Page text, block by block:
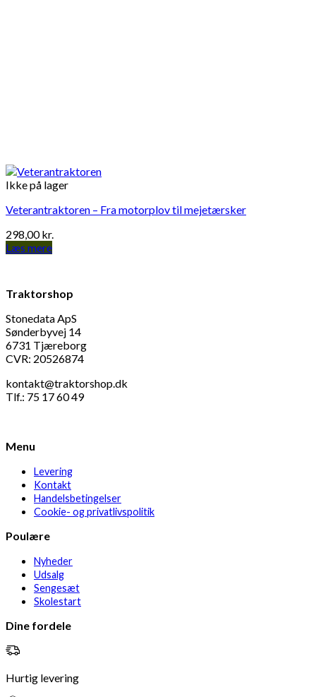
Ikke på lager
Veterantraktoren – Fra motorplov til mejetærsker
298,00kr.
Læs mere
Traktorshop
Stonedata ApS
Sønderbyvej 14
6731 Tjæreborg
CVR: 20526874
kontakt@traktorshop.dk
Tlf.: 75 17 60 49
Menu
Levering
Kontakt
Handelsbetingelser
Cookie- og privatlivspolitik
Poulære
Nyheder
Udsalg
Sengesæt
Skolestart
Dine fordele
Hurtig levering